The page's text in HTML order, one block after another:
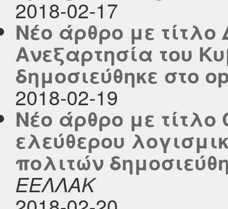
2018-02-17
Νέο άρθρο με τίτλο
Ανεξαρτησία του
δημοσιεύθηκε στο
2018-02-19
Νέο άρθρο με
ελεύθερου
πολιτών
ΕΕΛΛΑΚ